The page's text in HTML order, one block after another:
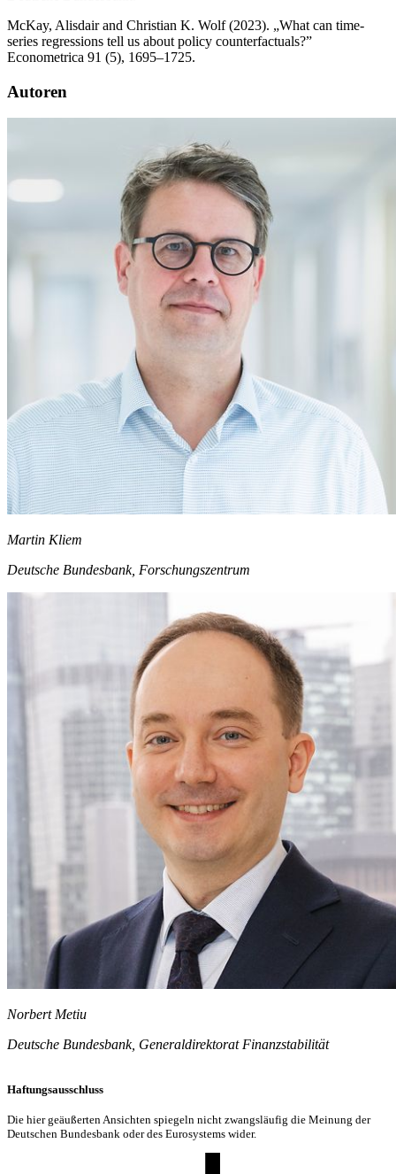
McKay, Alisdair and Christian K. Wolf (2023). „What can time-
series regressions tell us about policy counterfactuals?”
Econometrica 91 (5), 1695–1725.
Autoren
Martin Kliem
Deutsche Bundesbank, Forschungszentrum
Norbert Metiu
Deutsche Bundesbank, Generaldirektorat Finanzstabilität
Haftungsausschluss
Die hier geäußerten Ansichten spiegeln nicht zwangsläufig die Meinung der
Deutschen Bundesbank oder des Eurosystems wider.